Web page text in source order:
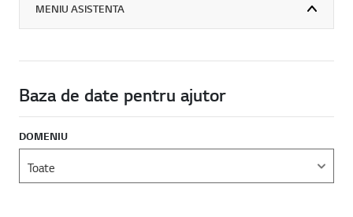
MENIU ASISTENTA
Baza de date pentru ajutor
DOMENIU